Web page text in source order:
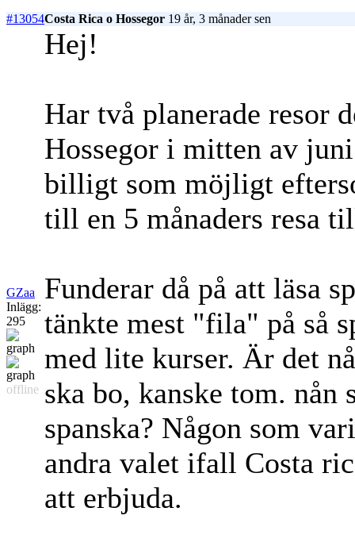
#13054Costa Rica o Hossegor 19 år, 3 månader sen
GZaa
Inlägg:
295
offline
Hej!
Har två planerade resor
Hossegor i mitten av
billigt som möjligt
till en 5 månaders resa
Funderar då på att läsa
tänkte mest "fila" på så
med lite kurser. Är det
ska bo, kanske tom.
spanska? Någon som
andra valet ifall Costa
att erbjuda.